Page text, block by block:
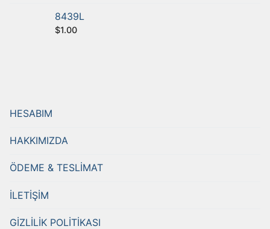
8439L
$1.00
HESABIM
HAKKIMIZDA
ÖDEME & TESLİMAT
İLETİŞİM
GİZLİLİK POLİTİKASI